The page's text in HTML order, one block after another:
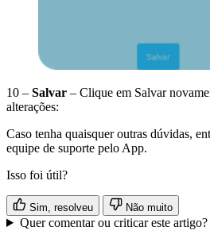
10 – Salvar – Clique em Salvar
alterações:
Caso tenha quaisquer outras dúvidas,
equipe de suporte pelo App.
Isso foi útil?
Sim, resolveu Não muito
Quer comentar ou criticar este